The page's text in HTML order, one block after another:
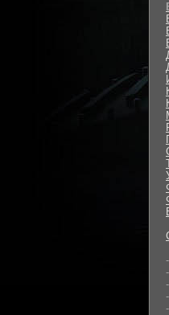
-
-
-
-
-